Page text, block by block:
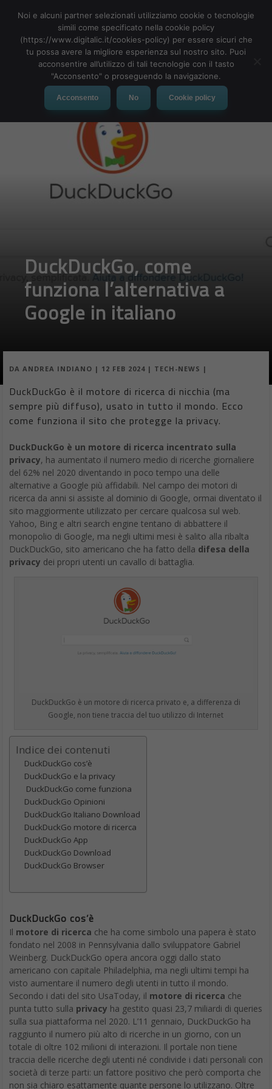
MENU
DuckDuckGo, come
funziona l’alternativa a
Google in italiano
DA ANDREA INDIANO | 12 FEB 2024 | TECH-NEWS |
DuckDuckGo è il motore di ricerca di nicchia (ma
sempre più diffuso), usato in tutto il mondo. Ecco
come funziona il sito che protegge la privacy.
DuckDuckGo è un motore di ricerca incentrato sulla
privacy, ha aumentato il numero medio di ricerche giornaliere
del 62% nel 2020 diventando in poco tempo una delle
alternative a Google più affidabili. Nel campo dei motori di
ricerca da anni si assiste al dominio di Google, ormai diventato il
sito maggiormente utilizzato per cercare qualcosa sul web.
Yahoo, Bing e altri search engine tentano di abbattere il
monopolio di Google, ma negli ultimi mesi è salito alla ribalta
DuckDuckGo, sito americano che ha fatto della difesa della
privacy dei propri utenti un cavallo di battaglia.
DuckDuckGo è un motore di ricerca privato e, a differenza di
Google, non tiene traccia del tuo utilizzo di Internet
Indice dei contenuti
DuckDuckGo cos’è
DuckDuckGo e la privacy
DuckDuckGo come funziona
DuckDuckGo Opinioni
DuckDuckGo Italiano Download
DuckDuckGo motore di ricerca
DuckDuckGo App
DuckDuckGo Download
DuckDuckGo Browser
DuckDuckGo cos’è
Il motore di ricerca che ha come simbolo una papera è stato
fondato nel 2008 in Pennsylvania dallo sviluppatore Gabriel
Weinberg. DuckDuckGo opera ancora oggi dallo stato
americano con capitale Philadelphia, ma negli ultimi tempi ha
visto aumentare il numero degli utenti in tutto il mondo.
Secondo i dati del sito UsaToday, il motore di ricerca che
punta tutto sulla privacy ha gestito quasi 23,7 miliardi di queries
sulla sua piattaforma nel 2020. L’11 gennaio, DuckDuckGo ha
raggiunto il numero più alto di ricerche in un giorno, con un
totale di oltre 102 milioni di interazioni. Il portale non tiene
traccia delle ricerche degli utenti né condivide i dati personali con
società di terze parti: un fattore positivo che però comporta che
non sia chiaro esattamente quante persone lo utilizzano. Oltre
Noi e alcuni partner selezionati utilizziamo cookie o tecnologie
simili come specificato nella cookie policy
(https://www.digitalic.it/cookies-policy) per essere sicuri che
tu possa avere la migliore esperienza sul nostro sito. Puoi
acconsentire all’utilizzo di tali tecnologie con il tasto
"Acconsento" o proseguendo la navigazione.
Acconsento No Cookie policy